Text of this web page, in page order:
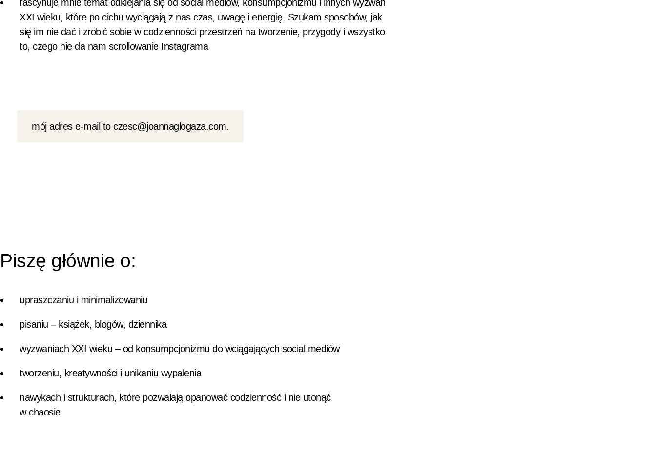
fascynuje mnie temat odklejania się od social mediów, konsumpcjonizmu i innych wyzwań
XXI wieku, które po cichu wyciągają z nas czas, uwagę i energię. Szukam sposobów, jak
się im nie dać i zrobić sobie w codzienności przestrzeń na tworzenie, przygody i wszystko
to, czego nie da nam scrollowanie Instagrama
mój adres e-mail to czesc@joannaglogaza.com.
Piszę głównie o:
upraszczaniu i minimalizowaniu
pisaniu – książek, blogów, dziennika
wyzwaniach XXI wieku – od konsumpcjonizmu do wciągających social mediów
tworzeniu, kreatywności i unikaniu wypalenia
nawykach i strukturach, które pozwalają opanować codzienność i nie utonąć
w chaosie